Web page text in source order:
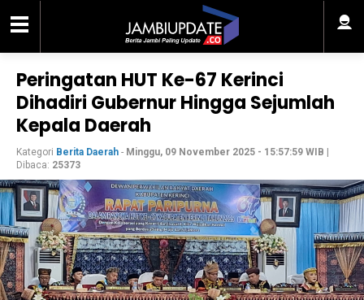
Peringatan HUT Ke-67 Kerinci
Dihadiri Gubernur Hingga Sejumlah
Kepala Daerah
Kategori Berita Daerah - Minggu, 09 November 2025 - 15:57:59 WIB
Dibaca: 25373